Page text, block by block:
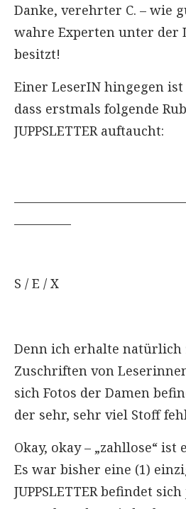
Danke, verehrter C. – wie
wahre Experten unter der
besitzt!
Einer LeserIN hingegen
dass erstmals folgende
JUPPSLETTER auftaucht:
S / E / X
Denn ich erhalte natürlich
Zuschriften von
sich Fotos der Damen
der sehr, sehr viel Stoff
Okay, okay – „zahllose“
Es war bisher eine (1)
JUPPSLETTER befindet